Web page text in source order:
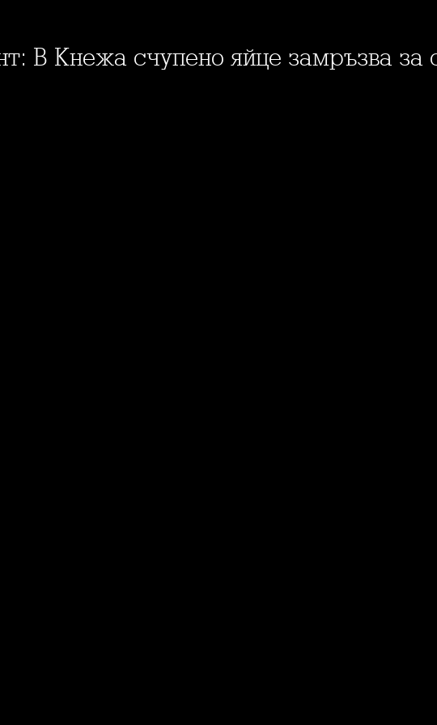
В Кнежа счупено яйце замръзва за